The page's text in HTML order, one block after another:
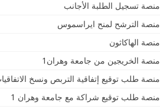
منصة تسجيل الطلبة الأجانب
منصة الترشح لمنح ايراسموس
منصة الهاكاثون
منصة الخريجين من جامعة وهران1
منصة طلب توقيع إتفاقية التربص ونسخ
منصة طلب توقيع شراكة مع جامعة وهران 1